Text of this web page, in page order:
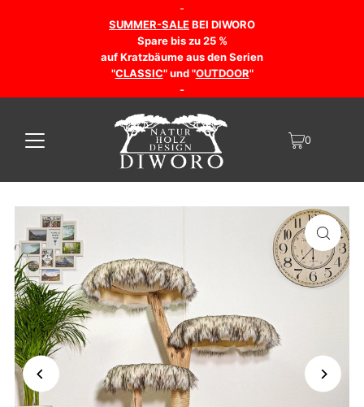
-
SUMMER-SALEBEI DIWORO
Spare bis zu 25 %
auf Kratzbäume aus den Serien
"CLASSIC" und "OUTDOOR"
-
0